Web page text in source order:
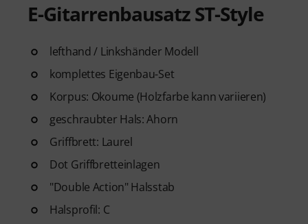
studierten Musiklehrern.
Gitarren Videolektionen für
Ausdrucken sowie
weitere Features.
E-Gitarrenbausatz ST-Style
lefthand / Linkshänder Modell
komplettes Eigenbau-Set
Korpus: Okoume (Holzfarbe kann variieren)
geschraubter Hals: Ahorn
Griffbrett: Laurel
Dot Griffbretteinlagen
"Double Action" Halsstab
Halsprofil: C